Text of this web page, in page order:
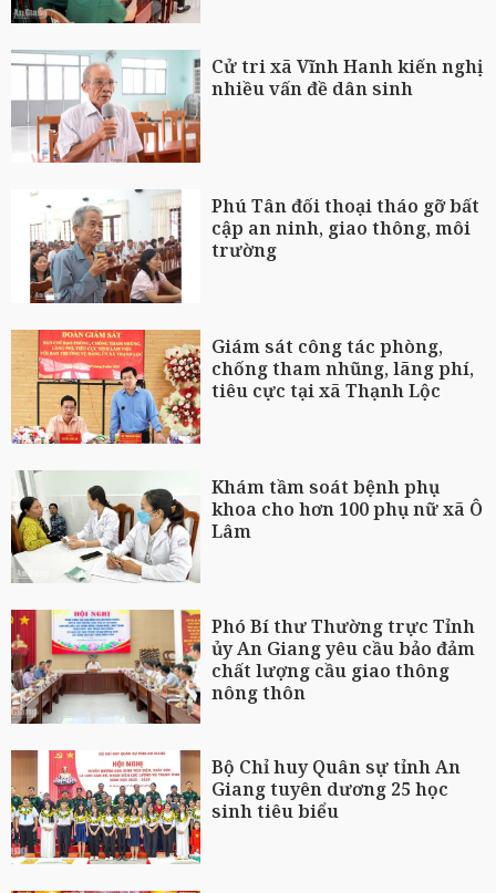
Cử tri xã Vĩnh Hanh kiến nghị
nhiều vấn đề dân sinh
Phú Tân đối thoại tháo gỡ bất
cập an ninh, giao thông, môi
trường
Giám sát công tác phòng,
chống tham nhũng, lãng phí,
tiêu cực tại xã Thạnh Lộc
Khám tầm soát bệnh phụ
khoa cho hơn 100 phụ nữ xã Ô
Lâm
Phó Bí thư Thường trực Tỉnh
ủy An Giang yêu cầu bảo đảm
chất lượng cầu giao thông
nông thôn
Bộ Chỉ huy Quân sự tỉnh An
Giang tuyên dương 25 học
sinh tiêu biểu